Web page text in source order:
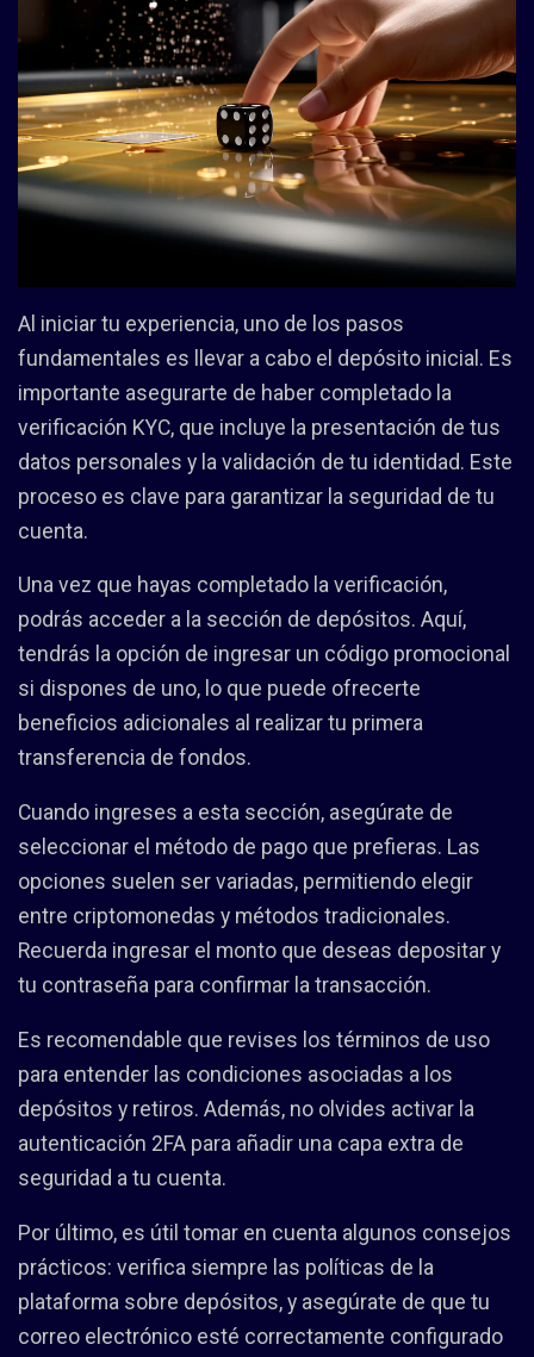
Al iniciar tu experiencia, uno de los pasos
fundamentales es llevar a cabo el depósito inicial. Es
importante asegurarte de haber completado la
verificación KYC, que incluye la presentación de tus
datos personales y la validación de tu identidad. Este
proceso es clave para garantizar la seguridad de tu
cuenta.
Una vez que hayas completado la verificación,
podrás acceder a la sección de depósitos. Aquí,
tendrás la opción de ingresar un código promocional
si dispones de uno, lo que puede ofrecerte
beneficios adicionales al realizar tu primera
transferencia de fondos.
Cuando ingreses a esta sección, asegúrate de
seleccionar el método de pago que prefieras. Las
opciones suelen ser variadas, permitiendo elegir
entre criptomonedas y métodos tradicionales.
Recuerda ingresar el monto que deseas depositar y
tu contraseña para confirmar la transacción.
Es recomendable que revises los términos de uso
para entender las condiciones asociadas a los
depósitos y retiros. Además, no olvides activar la
autenticación 2FA para añadir una capa extra de
seguridad a tu cuenta.
Por último, es útil tomar en cuenta algunos consejos
prácticos: verifica siempre las políticas de la
plataforma sobre depósitos, y asegúrate de que tu
correo electrónico esté correctamente configurado